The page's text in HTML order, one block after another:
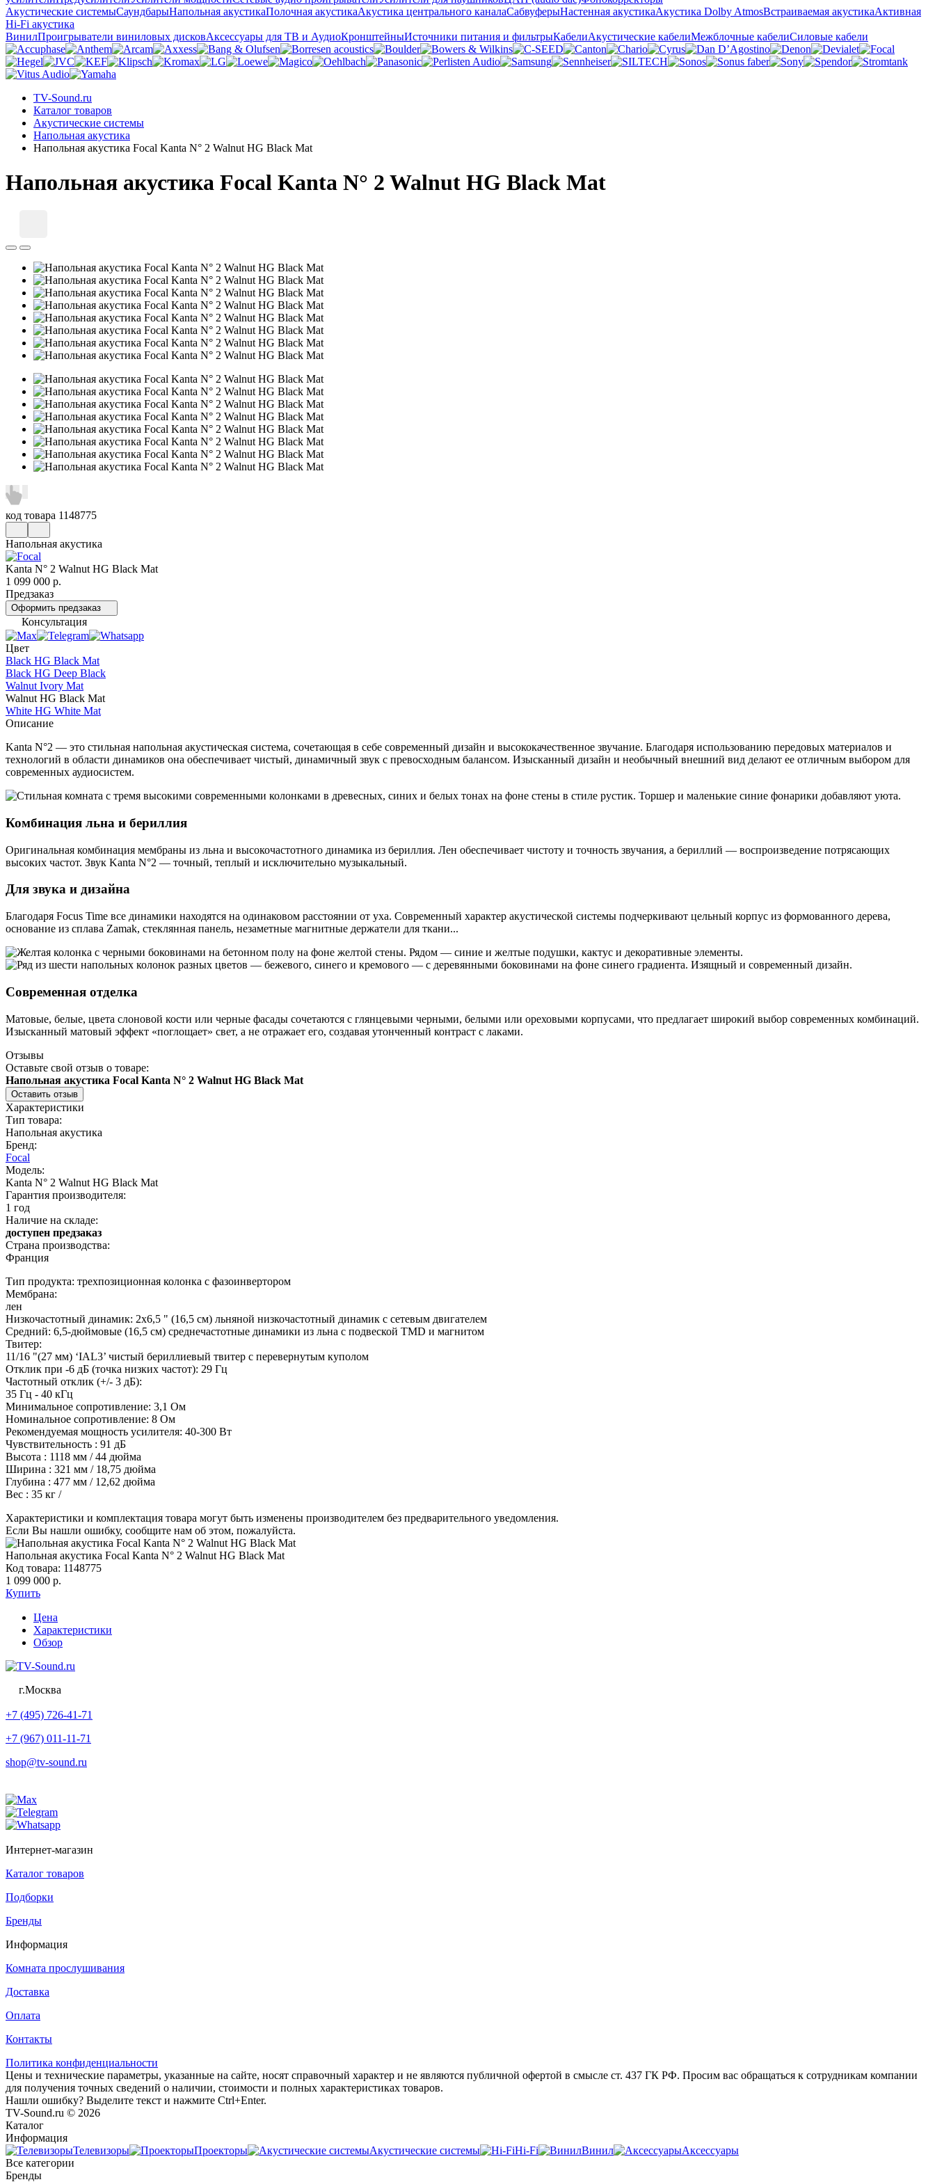
Акустические системыСаундбарыНапольная акустикаПолочная акустикаАкустика центрального каналаСабвуферыНастенная акустикаАкустика Dolby AtmosВстраиваемая акустикаАктивная
Hi-Fi акустика
ВинилПроигрыватели виниловых дисковАксессуары для ТВ и АудиоКронштейныИсточники питания и фильтрыКабелиАкустические кабелиМежблочные кабелиСиловые кабели
TV-Sound.ru
Каталог товаров
Акустические системы
Напольная акустика
Напольная акустика Focal Kanta N° 2 Walnut HG Black Mat
Напольная акустика Focal Kanta N° 2 Walnut HG Black Mat
код товара 1148775
Напольная акустика
Kanta N° 2 Walnut HG Black Mat
1 099 000 р.
Предзаказ
Оформить предзаказ
Консультация
Цвет
Black HG Black Mat
Black HG Deep Black
Walnut Ivory Mat
Walnut HG Black Mat
White HG White Mat
Описание
Kanta N°2 — это стильная напольная акустическая система, сочетающая в себе современный дизайн и высококачественное звучание. Благодаря использованию передовых материалов и
технологий в области динамиков она обеспечивает чистый, динамичный звук с превосходным балансом. Изысканный дизайн и необычный внешний вид делают ее отличным выбором для
современных аудиосистем.
Комбинация льна и бериллия
Оригинальная комбинация мембраны из льна и высокочастотного динамика из бериллия. Лен обеспечивает чистоту и точность звучания, а бериллий — воспроизведение потрясающих
высоких частот. Звук Kanta N°2 — точный, теплый и исключительно музыкальный.
Для звука и дизайна
Благодаря Focus Time все динамики находятся на одинаковом расстоянии от уха. Современный характер акустической системы подчеркивают цельный корпус из формованного дерева,
основание из сплава Zamak, стеклянная панель, незаметные магнитные держатели для ткани...
Современная отделка
Матовые, белые, цвета слоновой кости или черные фасады сочетаются с глянцевыми черными, белыми или ореховыми корпусами, что предлагает широкий выбор современных комбинаций.
Изысканный матовый эффект «поглощает» свет, а не отражает его, создавая утонченный контраст с лаками.
Отзывы
Оставьте свой отзыв о товаре:
Напольная акустика Focal Kanta N° 2 Walnut HG Black Mat
Оставить отзыв
Характеристики
Тип товара:
Напольная акустика
Бренд:
Focal
Модель:
Kanta N° 2 Walnut HG Black Mat
Гарантия производителя:
1 год
Наличие на складе:
доступен предзаказ
Страна производства:
Франция
Тип продукта: трехпозиционная колонка с фазоинвертором
Мембрана:
лен
Низкочастотный динамик: 2x6,5 " (16,5 см) льняной низкочастотный динамик с сетевым двигателем
Средний: 6,5-дюймовые (16,5 см) среднечастотные динамики из льна с подвеской TMD и магнитом
Твитер:
11/16 "(27 мм) ‘IAL3’ чистый бериллиевый твитер с перевернутым куполом
Отклик при -6 дБ (точка низких частот): 29 Гц
Частотный отклик (+/- 3 дБ):
35 Гц - 40 кГц
Минимальное сопротивление: 3,1 Ом
Номинальное сопротивление: 8 Ом
Рекомендуемая мощность усилителя: 40-300 Вт
Чувствительность : 91 дБ
Высота : 1118 мм / 44 дюйма
Ширина : 321 мм / 18,75 дюйма
Глубина : 477 мм / 12,62 дюйма
Вес : 35 кг /
Характеристики и комплектация товара могут быть изменены производителем без предварительного уведомления.
Если Вы нашли ошибку, сообщите нам об этом, пожалуйста.
Напольная акустика Focal Kanta N° 2 Walnut HG Black Mat
Код товара: 1148775
1 099 000 р.
Купить
Цена
Характеристики
Обзор
г.Москва
+7 (495) 726-41-71
+7 (967) 011-11-71
shop@tv-sound.ru
Интернет-магазин
Каталог товаров
Подборки
Бренды
Информация
Комната прослушивания
Доставка
Оплата
Контакты
Политика конфиденциальности
Цены и технические параметры, указанные на сайте, носят справочный характер и не являются публичной офертой в смысле ст. 437 ГК РФ. Просим вас обращаться к сотрудникам компании
для получения точных сведений о наличии, стоимости и полных характеристиках товаров.
Нашли ошибку? Выделите текст и нажмите Ctrl+Enter.
TV-Sound.ru © 2026
Каталог
Информация
Телевизоры
Проекторы Акустические системы Hi-Fi Винил
Аксессуары
Все категории
Бренды